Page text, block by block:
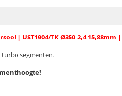
| UST1904/TK Ø350-2,4-
turbo segmenten.